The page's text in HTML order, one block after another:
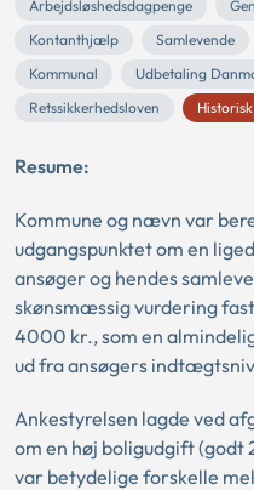
Arbejdsløshedsdagpenge
Kontanthjælp
Samlevende
Kommunal
Udbetaling
Retssikkerhedsloven
Historisk
Resume:
Kommune og nævn var
udgangspunktet om en
ansøger og hendes
skønsmæssig vurdering
4000 kr., som en
ud fra ansøgers
Ankestyrelsen lagde ved
om en høj boligudgift
var betydelige forskelle